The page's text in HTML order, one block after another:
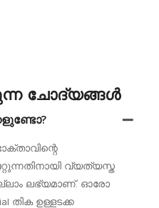
ചോദ്യങ്ങൾ
വ്യത്യസ്ത
ലഭ്യമാണ്. ഓരോ
തിക ഉള്ളടക്ക